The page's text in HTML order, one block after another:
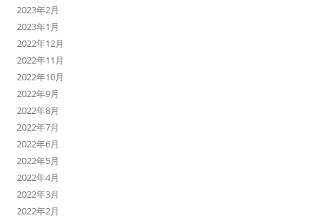
2023年2月
2023年1月
2022年12月
2022年11月
2022年10月
2022年9月
2022年8月
2022年7月
2022年6月
2022年5月
2022年4月
2022年3月
2022年2月